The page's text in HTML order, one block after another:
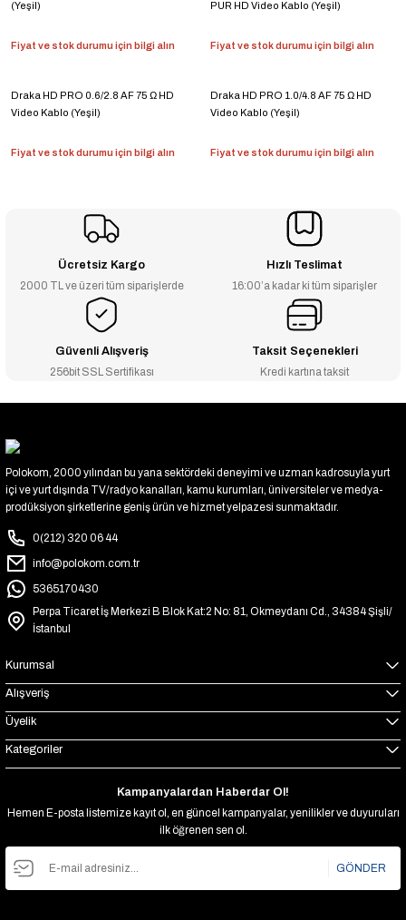
(Yeşil)
Fiyat ve stok durumu için bilgi alın
PUR HD Video Kablo (Yeşil)
Fiyat ve stok durumu için bilgi alın
Draka HD PRO 0.6/2.8 AF 75 Ω HD
Video Kablo (Yeşil)
Fiyat ve stok durumu için bilgi alın
Draka HD PRO 1.0/4.8 AF 75 Ω HD
Video Kablo (Yeşil)
Fiyat ve stok durumu için bilgi alın
Ücretsiz Kargo
2000 TL ve üzeri tüm siparişlerde
Hızlı Teslimat
16:00’a kadar ki tüm siparişler
Güvenli Alışveriş
256bit SSL Sertifikası
Taksit Seçenekleri
Kredi kartına taksit
Polokom, 2000 yılından bu yana sektördeki deneyimi ve uzman kadrosuyla yurt
içi ve yurt dışında TV/radyo kanalları, kamu kurumları, üniversiteler ve medya-
prodüksiyon şirketlerine geniş ürün ve hizmet yelpazesi sunmaktadır.
0(212) 320 06 44
info@polokom.com.tr
5365170430
Perpa Ticaret İş Merkezi B Blok Kat:2 No: 81, Okmeydanı Cd., 34384 Şişli/
İstanbul
Kurumsal
Alışveriş
Üyelik
Kategoriler
Kampanyalardan Haberdar Ol!
Hemen E-posta listemize kayıt ol, en güncel kampanyalar, yenilikler ve duyuruları
ilk öğrenen sen ol.
GÖNDER